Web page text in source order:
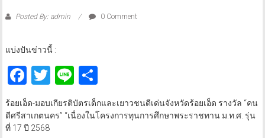
Posted By: admin 0 Comment
แบ่งปันข่าวนี้ :
Facebook
Twitter
LineShare
ร้อยเอ็ด-มอบเกียรติบัตรเด็กและเยาวชนดีเด่นจังหวัดร้อยเอ็ด รางวัล “คน
ดีศรีสาเกตนคร” “เนื่องในโครงการทุนการศึกษาพระราชทาน ม.ท.ศ. รุ่น
ที่ 17 ปี 2568